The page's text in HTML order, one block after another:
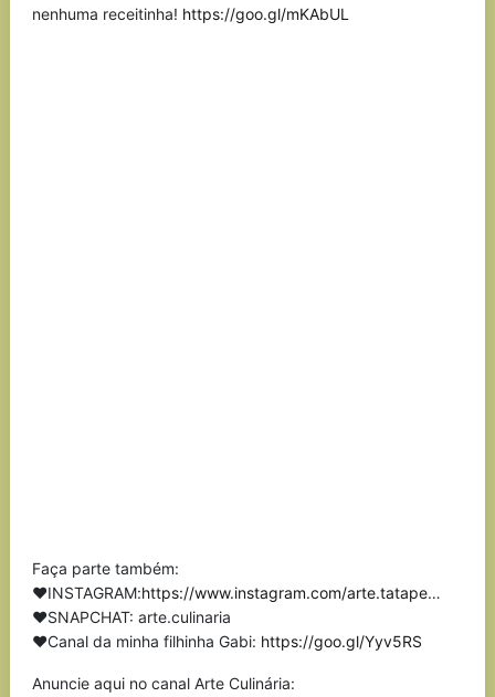
nenhuma receitinha! https://goo.gl/mKAbUL
Faça parte também:
❤INSTAGRAM:https://www.instagram.com/arte.tatape…
❤SNAPCHAT: arte.culinaria
❤Canal da minha filhinha Gabi: https://goo.gl/Yyv5RS
Anuncie aqui no canal Arte Culinária: